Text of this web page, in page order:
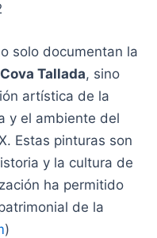
solo documentan la
Cova Tallada, sino
artística de la
y el ambiente del
Estas pinturas son
y la cultura de
ha permitido
de la
)